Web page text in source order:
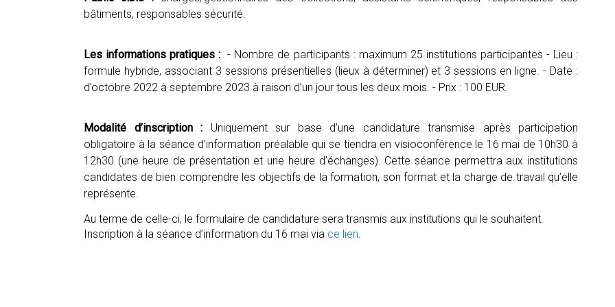
bâtiments, responsables sécurité.
Les informations pratiques : - Nombre de participants : maximum 25 institutions participantes - Lieu :
formule hybride, associant 3 sessions présentielles (lieux à déterminer) et 3 sessions en ligne. - Date :
d’octobre 2022 à septembre 2023 à raison d’un jour tous les deux mois. - Prix : 100 EUR.
Modalité d’inscription : Uniquement sur base d’une candidature transmise après participation
obligatoire à la séance d’information préalable qui se tiendra en visioconférence le 16 mai de 10h30 à
12h30 (une heure de présentation et une heure d'échanges). Cette séance permettra aux institutions
candidates de bien comprendre les objectifs de la formation, son format et la charge de travail qu’elle
représente.
Au terme de celle-ci, le formulaire de candidature sera transmis aux institutions qui le souhaitent.
Inscription à la séance d’information du 16 mai via ce lien.